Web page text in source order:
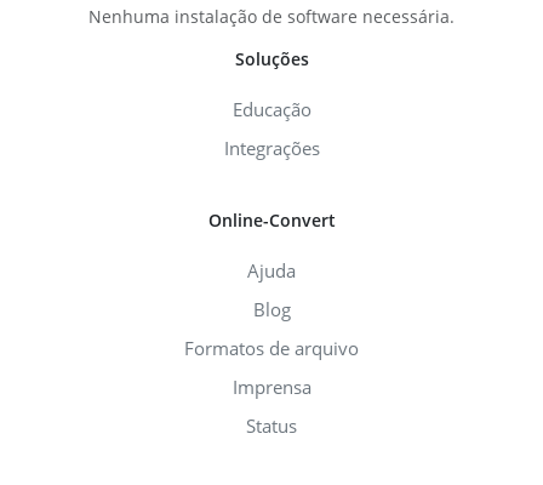
Nenhuma instalação de software necessária.
Soluções
Educação
Integrações
Online-Convert
Ajuda
Blog
Formatos de arquivo
Imprensa
Status